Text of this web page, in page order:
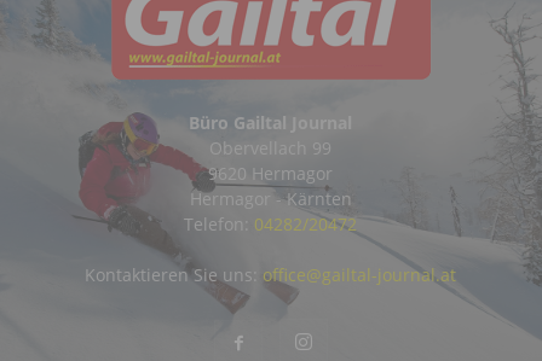
Büro Gailtal Journal
Obervellach 99
9620 Hermagor
Hermagor - Kärnten
Telefon: 04282/20472
Kontaktieren Sie uns: office@gailtal-journal.at